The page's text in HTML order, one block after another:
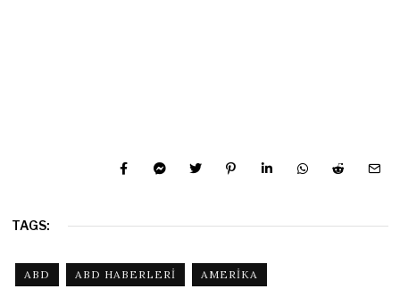
TAGS:
ABD ABD HABERLERI
AMERIKA